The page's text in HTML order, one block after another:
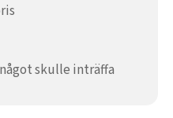
skulle inträffa